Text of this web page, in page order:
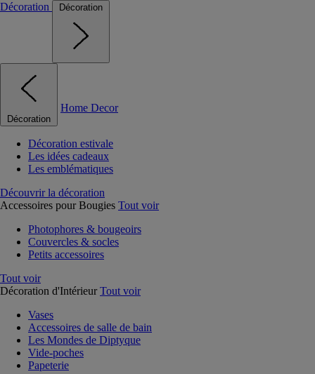
Décoration
Décoration
Décoration
Home Decor
Décoration estivale
Les idées cadeaux
Les emblématiques
Découvrir la décoration
Accessoires pour Bougies Tout voir
Photophores & bougeoirs
Couvercles & socles
Petits accessoires
Tout voir
Décoration d'Intérieur Tout voir
Vases
Accessoires de salle de bain
Les Mondes de Diptyque
Vide-poches
Papeterie